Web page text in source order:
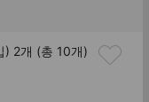
) 2개 (총 10개)